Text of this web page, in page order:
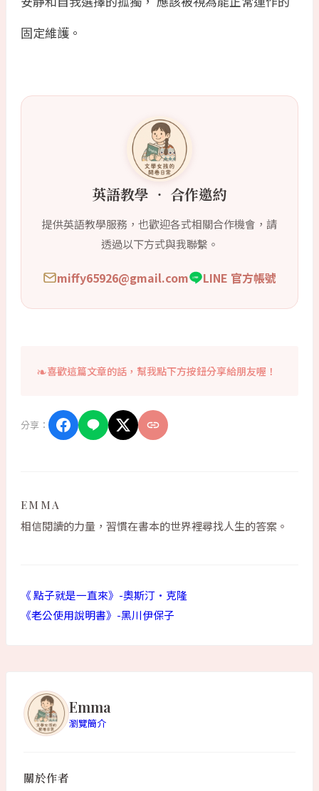
固定維護。
英語教學 ‧ 合作邀約
提供英語教學服務，也歡迎各式相關合作機會，請
透過以下方式與我聯繫。
miffy65926@gmail.com LINE 官方帳號
喜歡這篇文章的話，幫我點下方按鈕分享給朋友喔！
分享：
EMMA
相信閱讀的力量，習慣在書本的世界裡尋找人生的答案。
《 點子就是一直來》-奧斯汀·克隆
《老公使用說明書》-黑川伊保子
Emma
瀏覽簡介
關於作者